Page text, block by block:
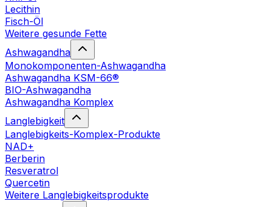
Lecithin
Fisch-Öl
Weitere gesunde Fette
Ashwagandha
Monokomponenten-Ashwagandha
Ashwagandha KSM-66®
BIO-Ashwagandha
Ashwagandha Komplex
Langlebigkeit
Langlebigkeits-Komplex-Produkte
NAD+
Berberin
Resveratrol
Quercetin
Weitere Langlebigkeitsprodukte